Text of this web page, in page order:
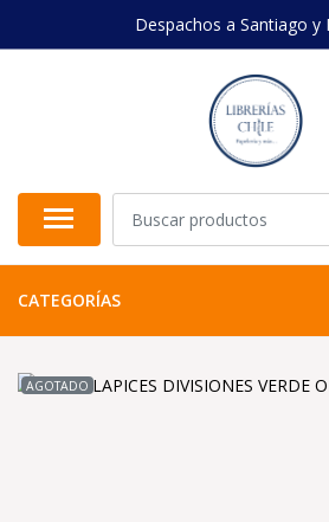
Despachos a Santiago y
CATEGORÍAS
AGOTADO